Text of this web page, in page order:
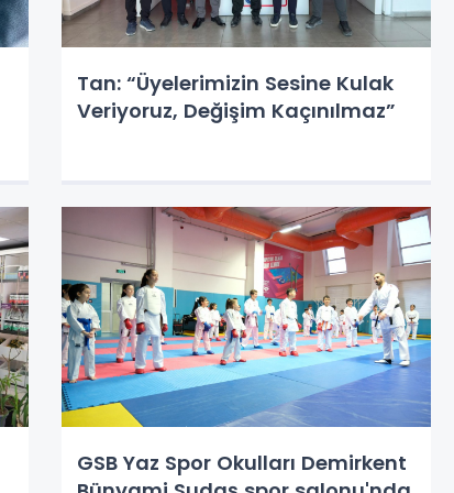
Tan: “Üyelerimizin Sesine Kulak
Veriyoruz, Değişim Kaçınılmaz”
GSB Yaz Spor Okulları Demirkent